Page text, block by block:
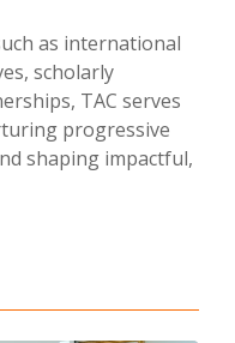
as international
scholarly
TAC serves
progressive
shaping impactful,